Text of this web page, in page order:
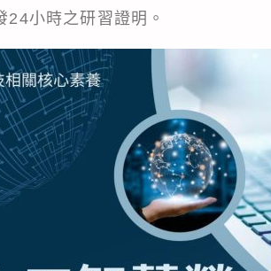
小時之研習證明。